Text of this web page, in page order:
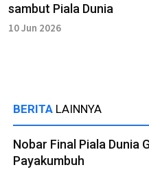
sambut Piala Dunia
10 Jun 2026
BERITA LAINNYA
Nobar Final Piala Dunia
Payakumbuh